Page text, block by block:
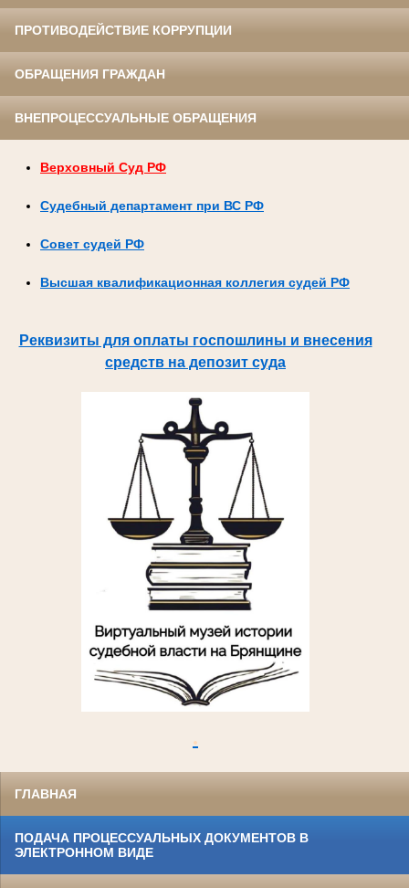
ПРОТИВОДЕЙСТВИЕ КОРРУПЦИИ
ОБРАЩЕНИЯ ГРАЖДАН
ВНЕПРОЦЕССУАЛЬНЫЕ ОБРАЩЕНИЯ
Верховный Суд РФ
Судебный департамент при ВС РФ
Совет судей РФ
Высшая квалификационная коллегия судей РФ
Реквизиты для оплаты госпошлины и внесения
средств на депозит суда
.
ГЛАВНАЯ
ПОДАЧА ПРОЦЕССУАЛЬНЫХ ДОКУМЕНТОВ В
ЭЛЕКТРОННОМ ВИДЕ